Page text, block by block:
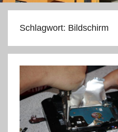
Schlagwort: Bildschirm